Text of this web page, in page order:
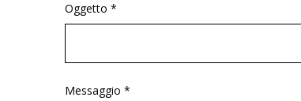
Oggetto *
Messaggio *